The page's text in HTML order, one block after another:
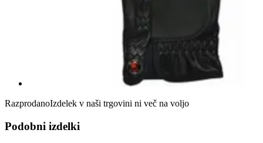
RazprodanoIzdelek v naši trgovini ni več na voljo
Podobni izdelki